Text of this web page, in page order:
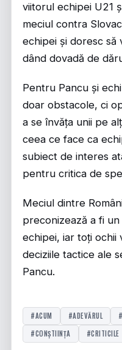
viitorul echipei U21
meciul contra
echipei și doresc să
dând dovadă de
Pentru Pancu și
doar obstacole, ci
a se învăța unii pe
ceea ce face ca
subiect de interes
pentru critica de
Meciul dintre
preconizează a fi
echipei, iar toți
deciziile tactice ale
Pancu.
#ACUM #ADEVĂRUL
#CONȘTIINȚA
#CRITICILE